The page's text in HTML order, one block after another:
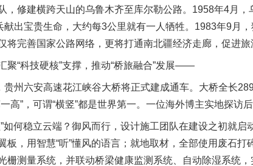
，修建横跨天山的乌鲁木齐至库尔勒公路。1958年4月
献出宝贵生命，大约每3公里就有一人牺牲。1983年9月
将完善国家公路网络，更将打通南北疆经济走廊，促进
“科技硬核”支撑，推动“桥旅融合”发展——
六安高速花江峡谷大桥将正式建成通车。大桥全长
高”，可谓“横竖”都是世界第一。一位海外博主实地探访
何稳立云端？御风而行，设计施工团队在建设之初就启
板，用智慧“听”懂风的语言；就地取材，全部使用废石
栅测量系统，并联动桥梁健康监测系统、自动除湿系